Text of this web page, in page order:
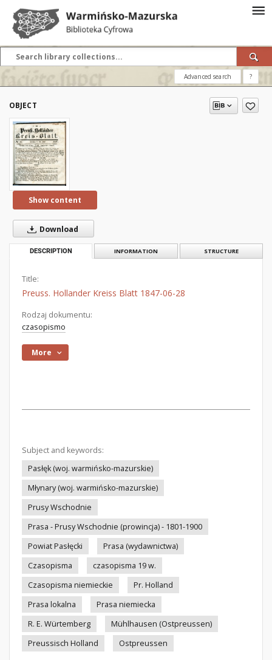
Advanced search ?
OBJECT
Show content
Download
DESCRIPTION INFORMATION STRUCTURE
Title:
Preuss. Hollander Kreiss Blatt 1847-06-28
Rodzaj dokumentu:
czasopismo
More
Subject and keywords:
Pasłęk (woj. warmińsko-mazurskie)
Młynary (woj. warmińsko-mazurskie)
Prusy Wschodnie
Prasa - Prusy Wschodnie (prowincja) - 1801-1900
Powiat Pasłęcki
Prasa (wydawnictwa)
Czasopisma
czasopisma 19 w.
Czasopisma niemieckie
Pr. Holland
Prasa lokalna
Prasa niemiecka
R. E. Würtemberg
Mühlhausen (Ostpreussen)
Preussisch Holland
Ostpreussen